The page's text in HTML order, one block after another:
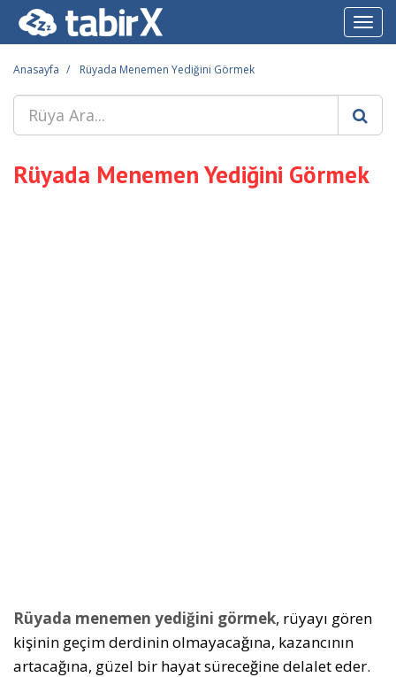
Anasayfa Rüyada Menemen Yediğini Görmek
Rüyada Menemen Yediğini Görmek
Rüyada menemen yediğini görmek, rüyayı gören
kişinin geçim derdinin olmayacağına, kazancının
artacağına, güzel bir hayat süreceğine delalet eder.